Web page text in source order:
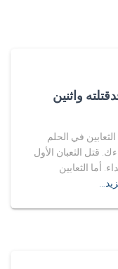
واثنين
في الحلم
قتل الثعبان الأول
أما الثعابين